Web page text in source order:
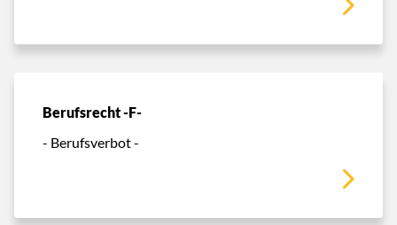
Berufsrecht -F-
- Berufsverbot -